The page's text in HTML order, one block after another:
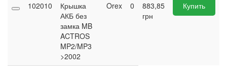
102010
Крышка
АКБ без
замка MB
ACTROS
MP2/MP3
>2002
Orex 0
883,85
грн
Купить